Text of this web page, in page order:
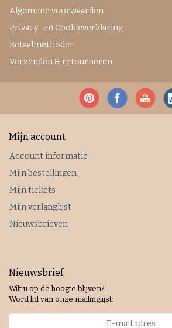
Algemene voorwaarden
Privacy- en Cookieverklaring
Betaalmethoden
Verzenden & retourneren
Mijn account
Account informatie
Mijn bestellingen
Mijn tickets
Mijn verlanglijst
Nieuwsbrieven
Nieuwsbrief
Wilt u op de hoogte blijven?
Word lid van onze mailinglijst: